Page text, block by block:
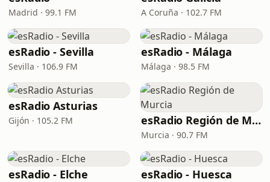
Madrid · 99.1 FM A Coruña · 102.7 FM
esRadio - Sevilla
Sevilla · 106.9 FM
esRadio - Málaga
Málaga · 98.5 FM
esRadio Asturias
Gijón · 105.2 FM esRadio Región de Murcia
Murcia · 90.7 FM
esRadio - Elche esRadio - Huesca